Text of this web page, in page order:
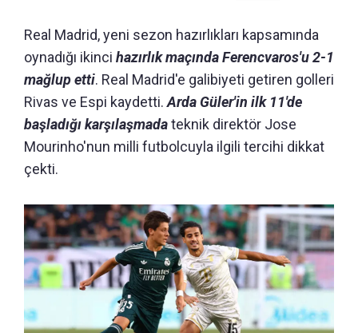
Real Madrid, yeni sezon hazırlıkları kapsamında
oynadığı ikinci hazırlık maçında Ferencvaros'u 2-1
mağlup etti. Real Madrid'e galibiyeti getiren golleri
Rivas ve Espi kaydetti.Arda Güler'in ilk 11'de
başladığı karşılaşmadateknik direktör Jose
Mourinho'nun milli futbolcuyla ilgili tercihi dikkat
çekti.